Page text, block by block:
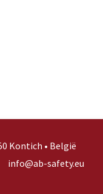
Kontich • België
info@ab-safety.eu